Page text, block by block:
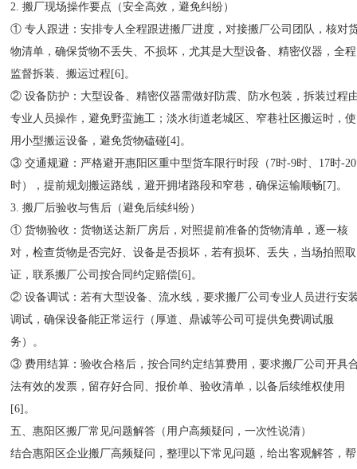
2. 搬厂现场操作要点（安全高效，避免纠纷）
① 专人跟进：安排专人全程跟进搬厂进度，对接搬厂公司团队，核对
物清单，确保货物不丢失、不损坏，尤其是大型设备、精密仪器，全程
监督拆装、搬运过程[6]。
② 设备防护：大型设备、精密仪器需做好防震、防水包装，拆装过程
专业人员操作，避免野蛮施工；淡水街道老城区、窄巷社区搬运时，使
用小型搬运设备，避免货物磕碰[4]。
③ 交通规避：严格避开惠阳区重中型货车限行时段（7时-9时、17时-20
时），提前规划搬运路线，避开拥堵路段和窄巷，确保运输顺畅[7]。
3. 搬厂后验收与售后（避免后续纠纷）
① 货物验收：货物送达新厂房后，对照提前准备的货物清单，逐一核
对，检查货物是否完好、设备是否损坏，若有损坏、丢失，当场拍照取
证，联系搬厂公司按合同约定赔偿[6]。
② 设备调试：若有大型设备、流水线，要求搬厂公司专业人员进行安
调试，确保设备能正常运行（厚道、鼎诚等公司可提供免费调试服
务）。
③ 费用结算：验收合格后，按合同约定结算费用，要求搬厂公司开具
法有效的发票，留存好合同、报价单、验收清单，以备后续维权使用
[6]。
五、惠阳区搬厂常见问题解答（用户高频疑问，一次性说清）
结合惠阳区企业搬厂高频疑问，整理以下常见问题，给出客观解答，帮